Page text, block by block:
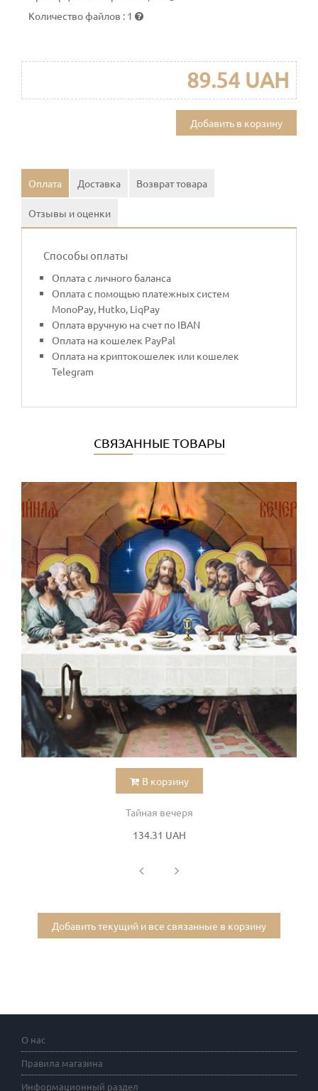
Количество файлов : 1
89.54 UAH
Добавить в корзину
Оплата Доставка Возврат товара
Отзывы и оценки
Способы оплаты
Оплата с личного баланса
Оплата с помощью платежных систем
MonoPay, Hutko, LiqPay
Оплата вручную на счет по IBAN
Оплата на кошелек PayPal
Оплата на криптокошелек или кошелек
Telegram
СВЯЗАННЫЕ ТОВАРЫ
В корзину
Тайная вечеря
134.31 UAH
Добавить текущий и все связанные в корзину
О нас
Правила магазина
Информационный раздел